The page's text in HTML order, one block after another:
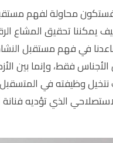
فستكون محاولة لفهم
يمكننا تحقيق المشاع
في فهم مستقبل
الأجناس فقط، وإنما بين
نتخيل وظيفته في
الذي تؤديه